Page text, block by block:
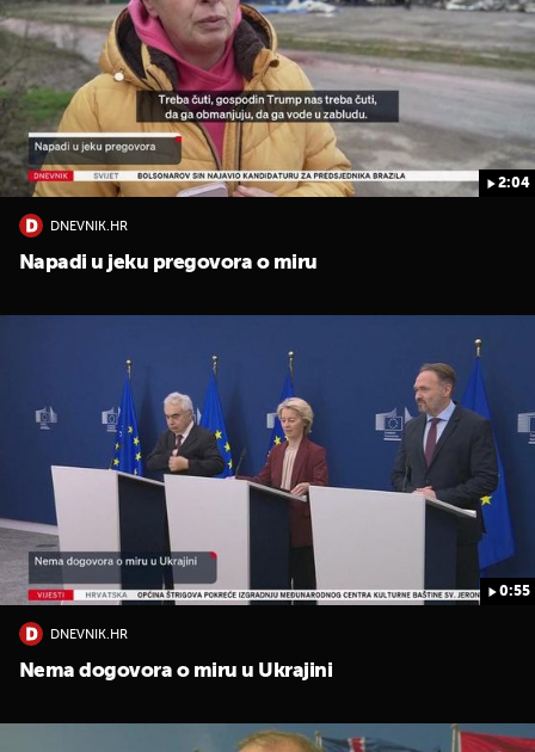
2:04
DNEVNIK.HR
Napadi u jeku pregovora o miru
0:55
DNEVNIK.HR
Nema dogovora o miru u Ukrajini